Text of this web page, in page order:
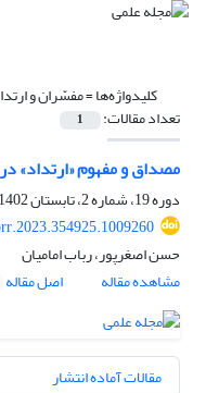
کلیدواژه‌ها =مفسّران و
تعداد مقالات: 1
مصداق و مفهوم «ارتداد»
دوره 19، شماره 2، تابستان 1402، صفحه
حسن اصغرپور، رباب امامیان
مشاهده مقاله
اصل مقاله
مقالات آماده انتشار